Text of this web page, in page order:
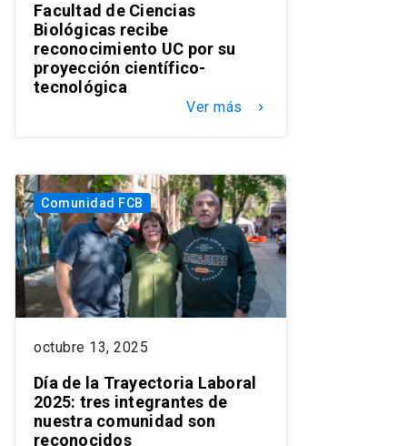
Facultad de Ciencias
Biológicas recibe
reconocimiento UC por su
proyección científico-
tecnológica
Ver más keyboard_arrow_right
Comunidad FCB
octubre 13, 2025
Día de la Trayectoria Laboral
2025: tres integrantes de
nuestra comunidad son
reconocidos